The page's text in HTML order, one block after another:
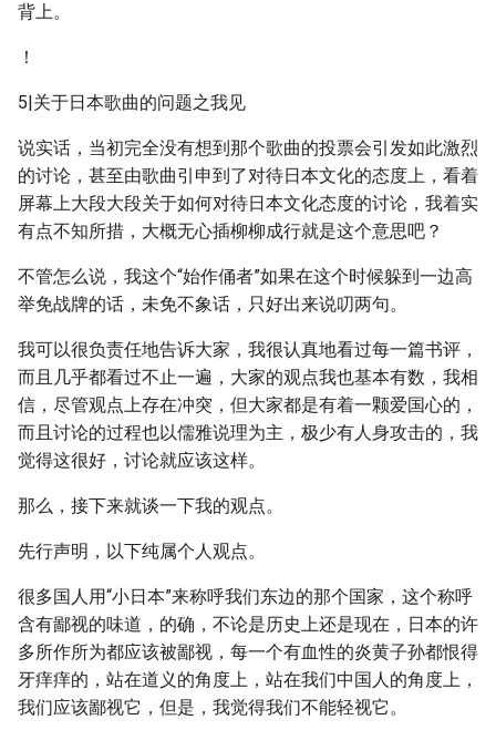
背上。
！
5|关于日本歌曲的问题之我见
说实话，当初完全没有想到那个歌曲的投票会引发如此激烈
的讨论，甚至由歌曲引申到了对待日本文化的态度上，看着
屏幕上大段大段关于如何对待日本文化态度的讨论，我着实
有点不知所措，大概无心插柳柳成行就是这个意思吧？
不管怎么说，我这个“始作俑者”如果在这个时候躲到一边高
举免战牌的话，未免不象话，只好出来说叨两句。
我可以很负责任地告诉大家，我很认真地看过每一篇书评，
而且几乎都看过不止一遍，大家的观点我也基本有数，我相
信，尽管观点上存在冲突，但大家都是有着一颗爱国心的，
而且讨论的过程也以儒雅说理为主，极少有人身攻击的，我
觉得这很好，讨论就应该这样。
那么，接下来就谈一下我的观点。
先行声明，以下纯属个人观点。
很多国人用“小日本”来称呼我们东边的那个国家，这个称呼
含有鄙视的味道，的确，不论是历史上还是现在，日本的许
多所作所为都应该被鄙视，每一个有血性的炎黄子孙都恨得
牙痒痒的，站在道义的角度上，站在我们中国人的角度上，
我们应该鄙视它，但是，我觉得我们不能轻视它。